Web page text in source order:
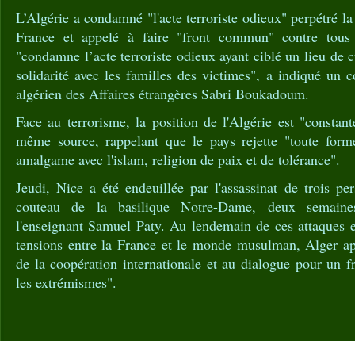
L’Algérie a condamné "l'acte terroriste odieux" perpétré
France et appelé à faire "front commun" contre
"condamne l’acte terroriste odieux ayant ciblé un lieu de
solidarité avec les familles des victimes", a indiqué un
algérien des Affaires étrangères Sabri Boukadoum.
Face au terrorisme, la position de l'Algérie est
même source, rappelant que le pays rejette "toute
amalgame avec l'islam, religion de paix et de tolérance".
Jeudi, Nice a été endeuillée par l'assassinat de trois
couteau de la basilique Notre-Dame, deux
l'enseignant Samuel Paty. Au lendemain de ces attaques
tensions entre la France et le monde musulman, Alger
de la coopération internationale et au dialogue pour un
les extrémismes".